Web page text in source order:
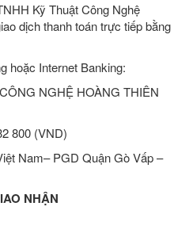
Kỹ Thuật Công Nghệ
dịch thanh toán trực tiếp bằng
hoặc Internet Banking:
NGHỆ HOÀNG THIÊN
800 (VND)
Nam– PGD Quận Gò Vấp –
NHẬN